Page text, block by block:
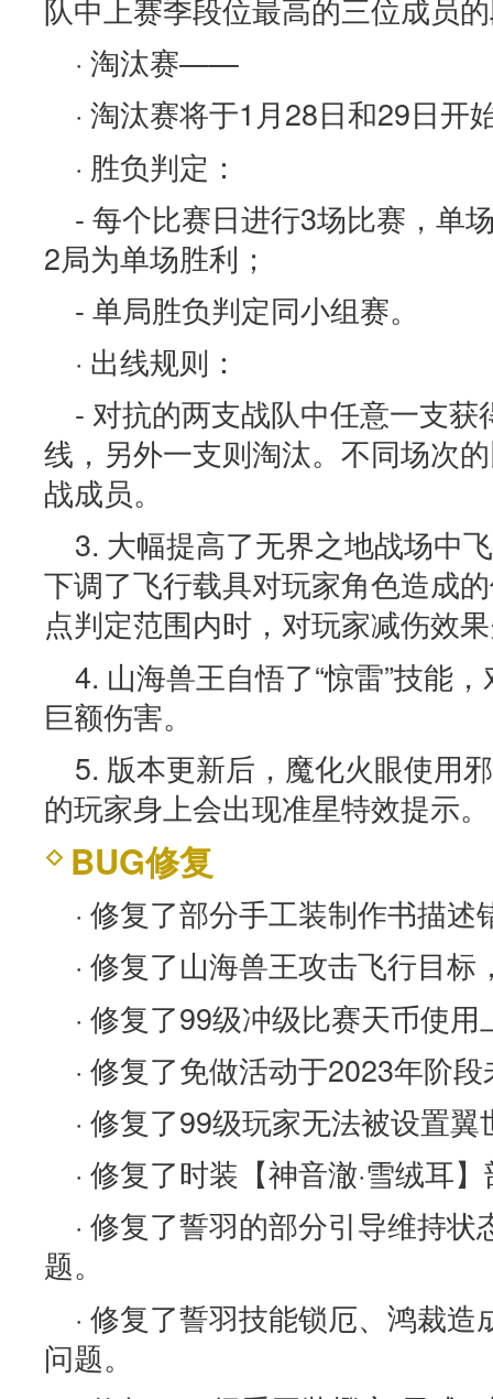
队中上赛季段位最高的三位成员
· 淘汰赛——
· 淘汰赛将于1月28日和29日开
· 胜负判定：
- 每个比赛日进行3场比赛，单
2局为单场胜利；
- 单局胜负判定同小组赛。
· 出线规则：
- 对抗的两支战队中任意一支
线，另外一支则淘汰。不同场次
战成员。
3. 大幅提高了无界之地战场中
下调了飞行载具对玩家角色造成
点判定范围内时，对玩家减伤效
4. 山海兽王自悟了“惊雷”技能
巨额伤害。
5. 版本更新后，魔化火眼使用
的玩家身上会出现准星特效提示。
BUG修复
· 修复了部分手工装制作书描述
· 修复了山海兽王攻击飞行目
· 修复了99级冲级比赛天币使
· 修复了免做活动于2023年阶
· 修复了99级玩家无法被设置
· 修复了时装【神音澈·雪绒耳
· 修复了誓羽的部分引导维持
题。
· 修复了誓羽技能锁厄、鸿裁
问题。